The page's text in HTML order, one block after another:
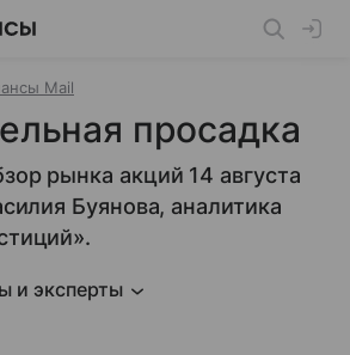
Mail
просадка
рынка акций 14 августа
Буянова, аналитика
и эксперты